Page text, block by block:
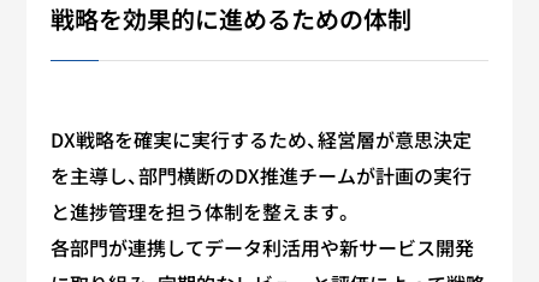
戦略を効果的に進めるための体制
DX戦略を確実に実行するため、経営層が意思決定
を主導し、部門横断のDX推進チームが計画の実行
と進捗管理を担う体制を整えます。
各部門が連携してデータ利活用や新サービス開発